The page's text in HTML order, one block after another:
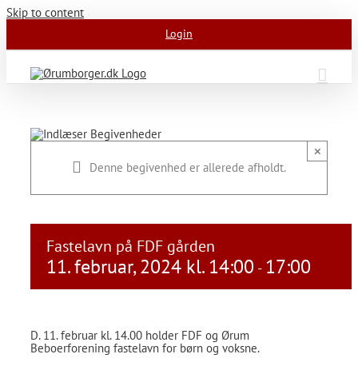
Skip to content
Login
Denne begivenhed er allerede afholdt.
×
Fastelavn på FDF gården
11. februar, 2024 kl. 14:00 - 17:00
D. 11. februar kl. 14.00 holder FDF og Ørum
Beboerforening fastelavn for børn og voksne.